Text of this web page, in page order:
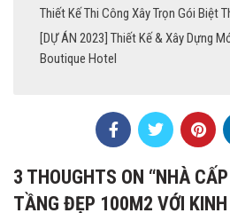
Thiết Kế Thi Công Xây Trọn Gói Biệt
[DỰ ÁN 2023] Thiết Kế & Xây Dựng
Boutique Hotel
3 THOUGHTS ON “NHÀ
TẦNG ĐẸP 100M2 VỚI